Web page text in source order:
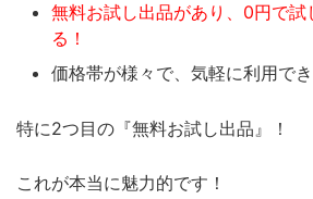
無料お試し出品があり、0円で試
る！
価格帯が様々で、気軽に利用で
特に2つ目の『無料お試し出品』！
これが本当に魅力的です！